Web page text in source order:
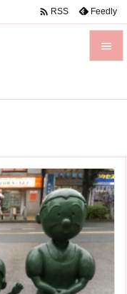


次へ

検索
 RSS Feedly